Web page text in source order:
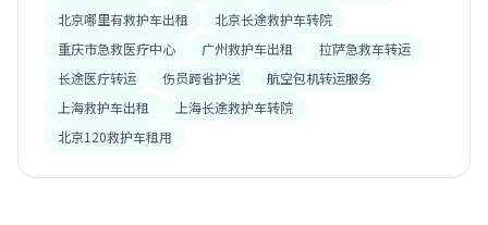
北京哪里有救护车出租
北京长途救护车转院
重庆市急救医疗中心
广州救护车出租
拉萨急救车转运
长途医疗转运
伤员跨省护送
航空包机转运服务
上海救护车出租
上海长途救护车转院
北京120救护车租用